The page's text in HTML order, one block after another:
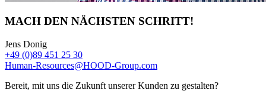
MACH DEN NÄCHSTEN SCHRITT!
Jens Donig
+49 (0)89 451 25 30
Human-Resources@HOOD-Group.com
Bereit, mit uns die Zukunft unserer Kunden zu gestalten?